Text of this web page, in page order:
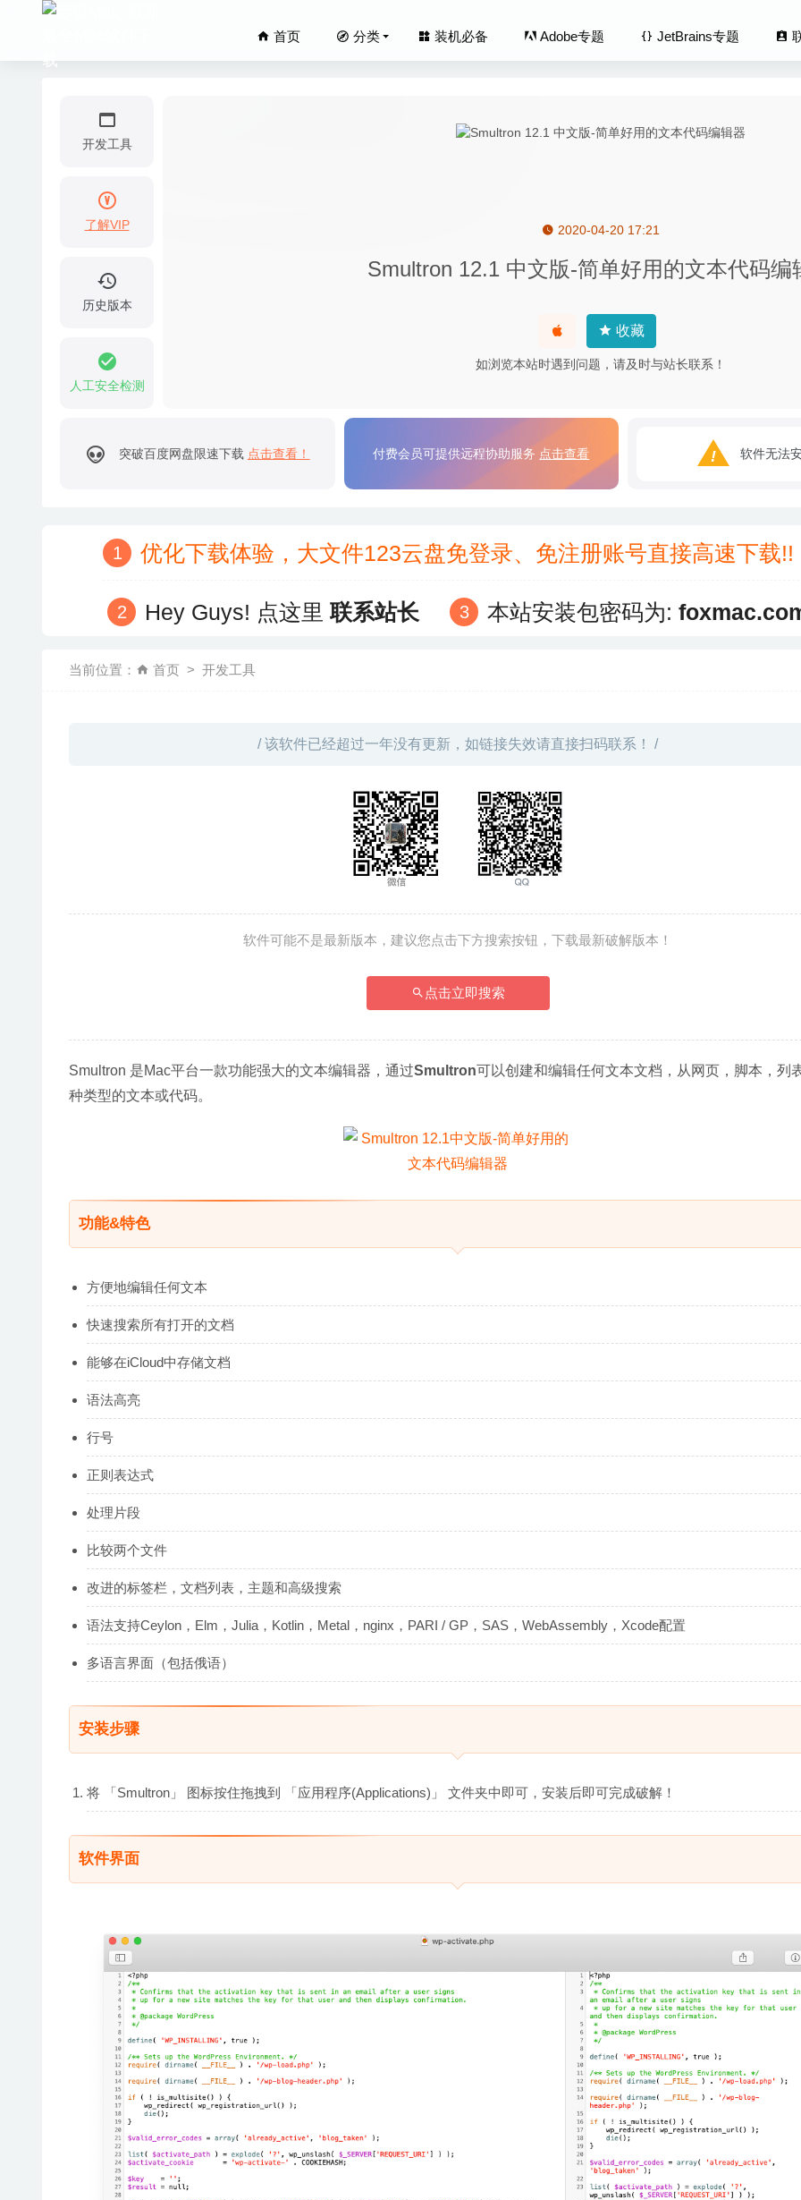
首页 分类 装机必备 Adobe专题 JetBrains专题
开发工具
了解VIP
历史版本
人工安全检测
2020-04-20 17:21
Smultron 12.1 中文版-简单好用的文本代码编
收藏
如浏览本站时遇到问题，请及时与站长联系！
突破百度网盘限速下载 点击查看！ 付费会员可提供远程协助服务 点击查看 软件无法
优化下载体验，大文件123云盘免登录、免注册账号直接高速下
Hey Guys! 点这里联系站长 本站安装包密码为:
当前位置： 首页 开发工具
/ 该软件已经超过一年没有更新，如链接失效请直接扫码联系！ /
软件可能不是最新版本，建议您点击下方搜索按钮，下载最新破解版本！
点击立即搜索
Smultron 是Mac平台一款功能强大的文本编辑器，通过Smultron可以创建和编辑任何文本文档，从网页，脚本，列
种类型的文本或代码。
功能&特色
方便地编辑任何文本
快速搜索所有打开的文档
能够在iCloud中存储文档
语法高亮
行号
正则表达式
处理片段
比较两个文件
改进的标签栏，文档列表，主题和高级搜索
语法支持Ceylon，Elm，Julia，Kotlin，Metal，nginx，PARI / GP，SAS，WebAssembly，Xcode配置
多语言界面（包括俄语）
安装步骤
将 「Smultron」 图标按住拖拽到 「应用程序(Applications)」 文件夹中即可，安装后即可完成破解！
软件界面
AnyTrans for IOS 8.9.14.20260323 中文版-优秀的iPhone设备管理工具
Magic Hider PRO 1.4.3 – 图片批量添加马赛克的工具
MacDroid 1.2 中文版-安卓手机与Mac设备的传输工具 2020-06-19